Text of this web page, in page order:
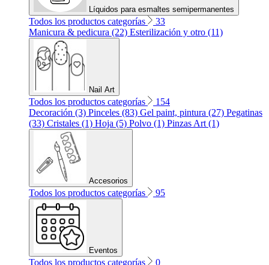
Líquidos para esmaltes semipermanentes
Todos los productos categorías
33
Manicura & pedicura (22) Esterilización y otro (11)
Nail Art
Todos los productos categorías
154
Decoración (3) Pinceles (83) Gel paint, pintura (27) Pegatinas
(33) Cristales (1) Hoja (5) Polvo (1) Pinzas Art (1)
Accesorios
Todos los productos categorías 95
Eventos
Todos los productos categorías
0